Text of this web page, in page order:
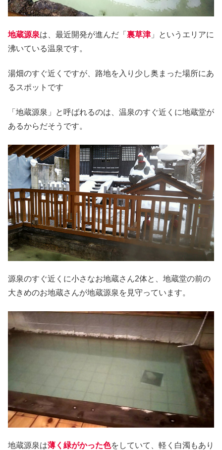
地蔵源泉は、最近開発が進んだ「 裏草津」というエリアに
沸いている温泉です。
湯畑のすぐ近くですが、路地を入り少し奥まった場所にあ
るスポットです
「地蔵源泉」と呼ばれるのは、温泉のすぐ近くに地蔵堂が
あるからだそうです。
源泉のすぐ近くに小さなお地蔵さん2体と、地蔵堂の前の
大きめのお地蔵さんが地蔵源泉を見守っています。
地蔵源泉は薄く緑がかった色をしていて、軽く白濁もあり